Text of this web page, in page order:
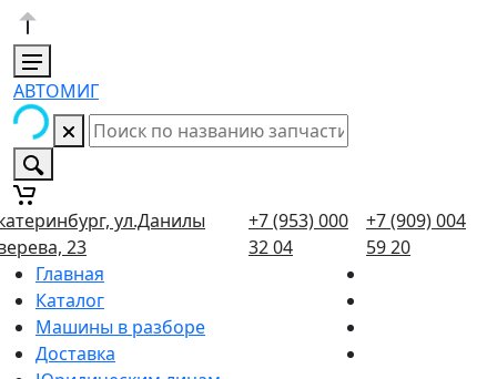
АВТОМИГ
ул.Данилы
23
+7 (953) 000
32 04
+7 (909) 004
59 20
Главная
Каталог
Машины в разборе
Доставка